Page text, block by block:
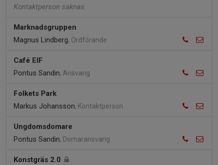
Kontaktperson saknas
Marknadsgruppen
Magnus Lindberg, Ordförande
Café EIF
Pontus Sandin, Ansvarig
Folkets Park
Markus Johansson, Kontaktperson
Ungdomsdomare
Pontus Sandin, Domaransvarig
Konstgräs 2.0